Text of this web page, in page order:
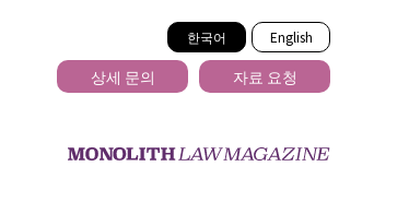
한국어 English
상세 문의 자료 요청